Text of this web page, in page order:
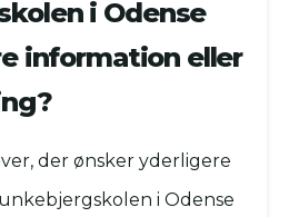
i Odense
information eller
der ønsker yderligere
i Odense